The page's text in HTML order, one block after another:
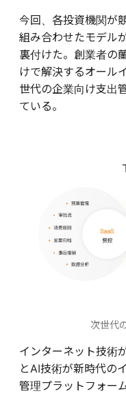
今回、各投資機関が
組み合わせたモデル
裏付けた。創業者の
けで解決するオール
世代の企業向け支出
ている。
次世代
インターネット技術
とAI技術が新時代の
管理プラットフォー